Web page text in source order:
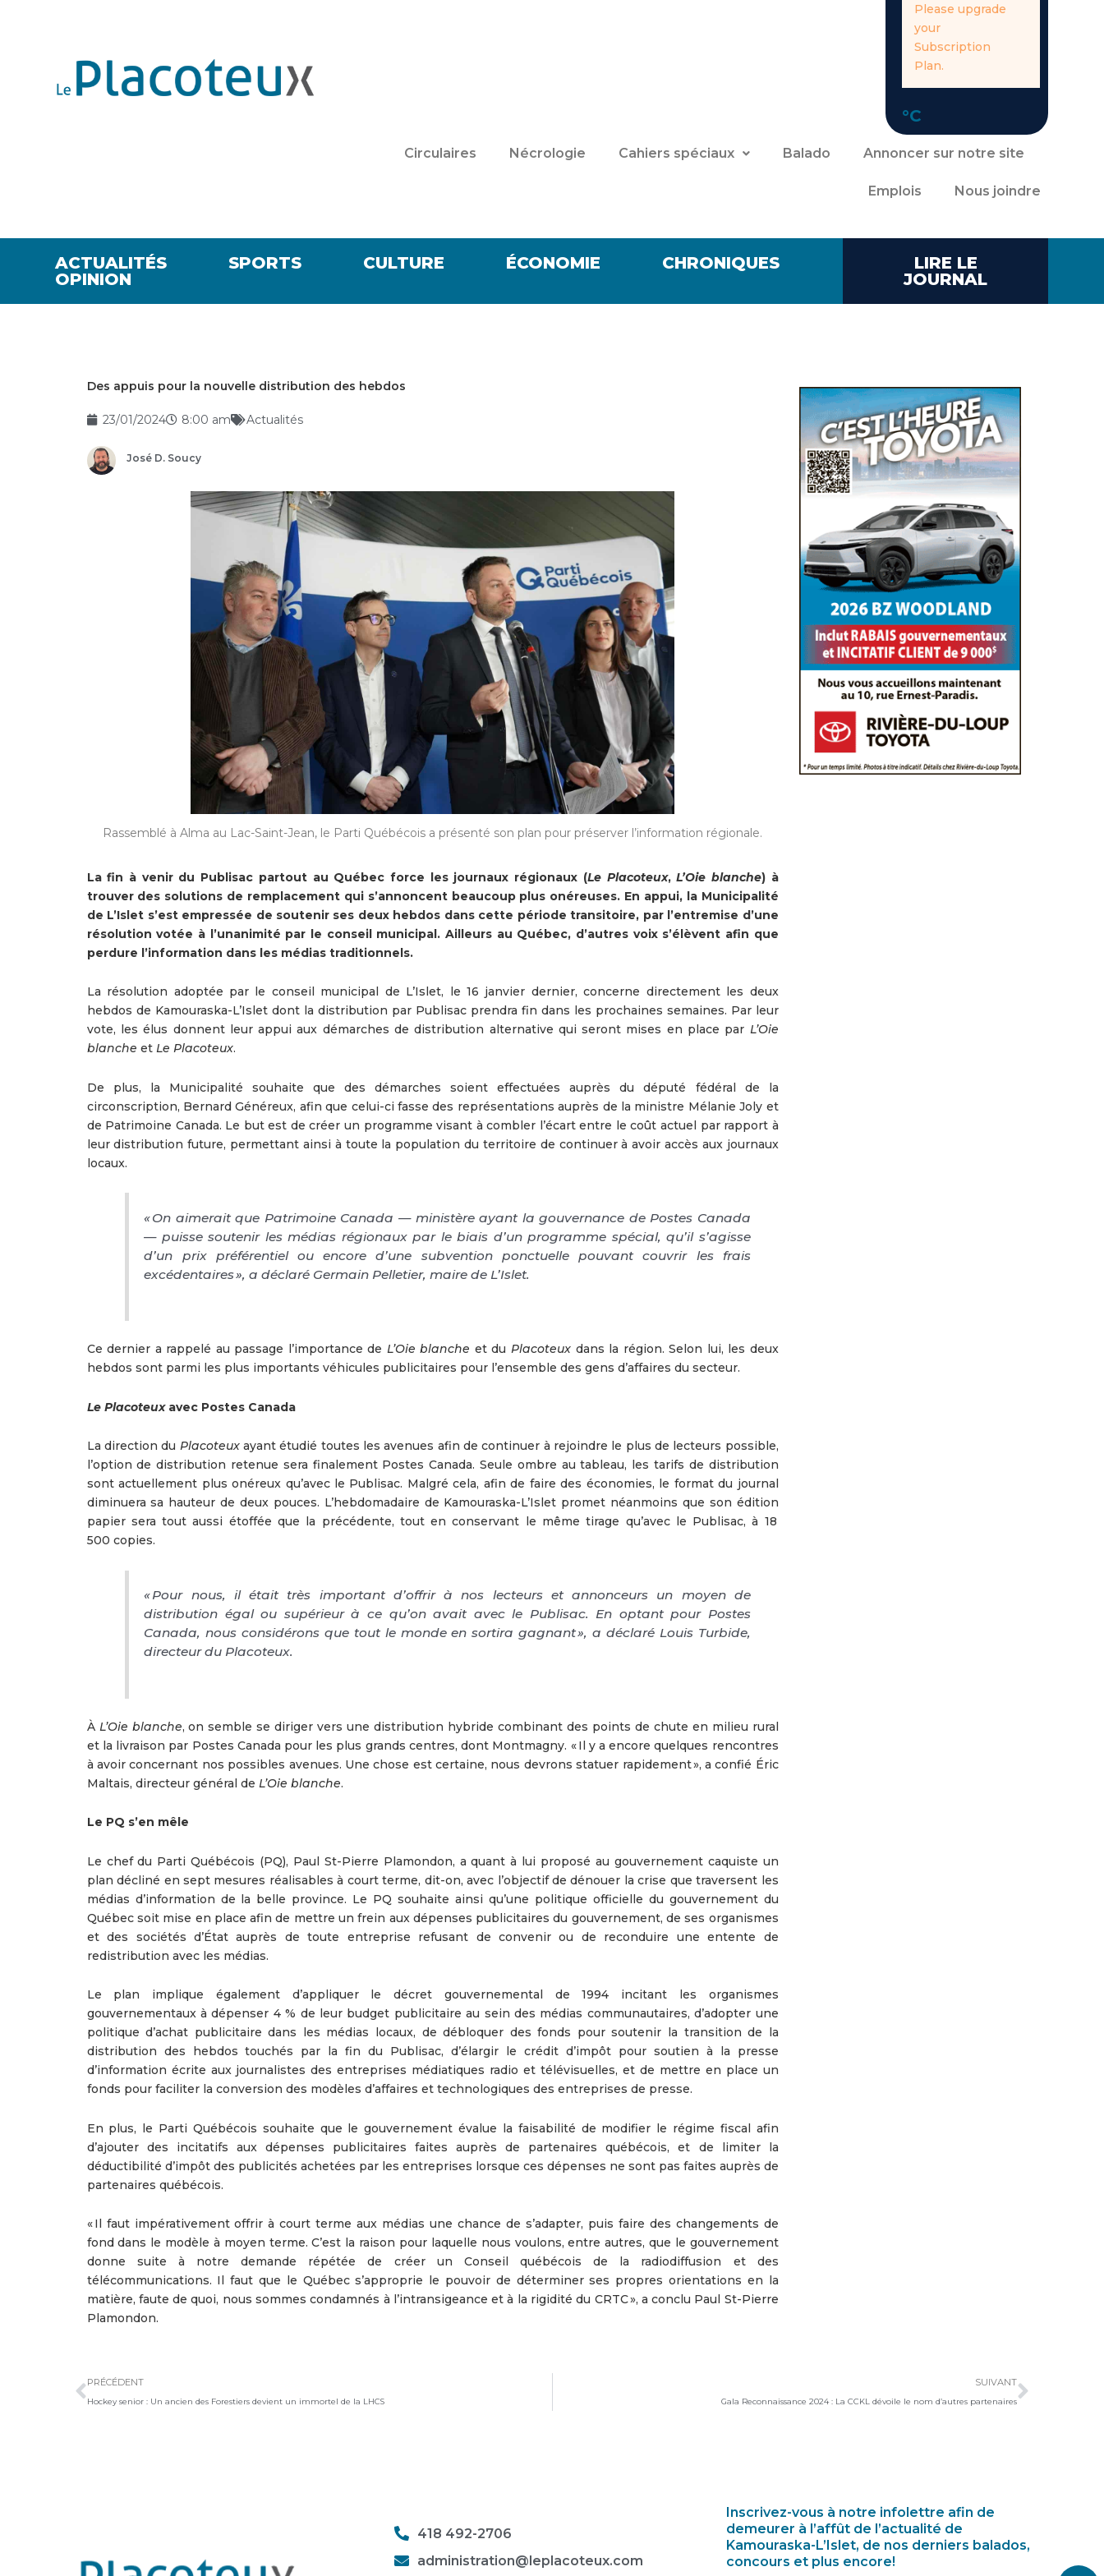
Please upgrade
your
Subscription
Plan.
°C
Circulaires Nécrologie Cahiers spéciaux Balado Annoncer sur notre site
Emplois Nous joindre
ACTUALITÉS SPORTS CULTURE ÉCONOMIE
CHRONIQUES
OPINION
LIRE LE
JOURNAL
Des appuis pour la nouvelle distribution des hebdos
23/01/2024 8:00 am Actualités
José D. Soucy
Rassemblé à Alma au Lac-Saint-Jean, le Parti Québécois a présenté son plan pour préserver l’information régionale.
La fin à venir du Publisac partout au Québec force les journaux régionaux (Le Placoteux,L’Oie blanche) à
trouver des solutions de remplacement qui s’annoncent beaucoup plus onéreuses. En appui, la Municipalité
de L’Islet s’est empressée de soutenir ses deux hebdos dans cette période transitoire, par l’entremise d’une
résolution votée à l’unanimité par le conseil municipal. Ailleurs au Québec, d’autres voix s’élèvent afin que
perdure l’information dans les médias traditionnels.
La résolution adoptée par le conseil municipal de L’Islet, le 16 janvier dernier, concerne directement les deux
hebdos de Kamouraska-L’Islet dont la distribution par Publisac prendra fin dans les prochaines semaines. Par leur
vote, les élus donnent leur appui aux démarches de distribution alternative qui seront mises en place par L’Oie
blanche et Le Placoteux.
De plus, la Municipalité souhaite que des démarches soient effectuées auprès du député fédéral de la
circonscription, Bernard Généreux, afin que celui-ci fasse des représentations auprès de la ministre Mélanie Joly et
de Patrimoine Canada. Le but est de créer un programme visant à combler l’écart entre le coût actuel par rapport à
leur distribution future, permettant ainsi à toute la population du territoire de continuer à avoir accès aux journaux
locaux.
« On aimerait que Patrimoine Canada — ministère ayant la gouvernance de Postes Canada
— puisse soutenir les médias régionaux par le biais d’un programme spécial, qu’il s’agisse
d’un prix préférentiel ou encore d’une subvention ponctuelle pouvant couvrir les frais
excédentaires », a déclaré Germain Pelletier, maire de L’Islet.
Ce dernier a rappelé au passage l’importance de L’Oie blanche et du Placoteux dans la région. Selon lui, les deux
hebdos sont parmi les plus importants véhicules publicitaires pour l’ensemble des gens d’affaires du secteur.
Le Placoteuxavec Postes Canada
La direction du Placoteuxayant étudié toutes les avenues afin de continuer à rejoindre le plus de lecteurs possible,
l’option de distribution retenue sera finalement Postes Canada. Seule ombre au tableau, les tarifs de distribution
sont actuellement plus onéreux qu’avec le Publisac. Malgré cela, afin de faire des économies, le format du journal
diminuera sa hauteur de deux pouces. L’hebdomadaire de Kamouraska-L’Islet promet néanmoins que son édition
papier sera tout aussi étoffée que la précédente, tout en conservant le même tirage qu’avec le Publisac, à 18
500 copies.
« Pour nous, il était très important d’offrir à nos lecteurs et annonceurs un moyen de
distribution égal ou supérieur à ce qu’on avait avec le Publisac. En optant pour Postes
Canada, nous considérons que tout le monde en sortira gagnant », a déclaré Louis Turbide,
directeur du Placoteux.
À L’Oie blanche, on semble se diriger vers une distribution hybride combinant des points de chute en milieu rural
et la livraison par Postes Canada pour les plus grands centres, dont Montmagny. « Il y a encore quelques rencontres
à avoir concernant nos possibles avenues. Une chose est certaine, nous devrons statuer rapidement », a confié Éric
Maltais, directeur général de L’Oie blanche.
Le PQ s’en mêle
Le chef du Parti Québécois (PQ), Paul St-Pierre Plamondon, a quant à lui proposé au gouvernement caquiste un
plan décliné en sept mesures réalisables à court terme, dit-on, avec l’objectif de dénouer la crise que traversent les
médias d’information de la belle province. Le PQ souhaite ainsi qu’une politique officielle du gouvernement du
Québec soit mise en place afin de mettre un frein aux dépenses publicitaires du gouvernement, de ses organismes
et des sociétés d’État auprès de toute entreprise refusant de convenir ou de reconduire une entente de
redistribution avec les médias.
Le plan implique également d’appliquer le décret gouvernemental de 1994 incitant les organismes
gouvernementaux à dépenser 4 % de leur budget publicitaire au sein des médias communautaires, d’adopter une
politique d’achat publicitaire dans les médias locaux, de débloquer des fonds pour soutenir la transition de la
distribution des hebdos touchés par la fin du Publisac, d’élargir le crédit d’impôt pour soutien à la presse
d’information écrite aux journalistes des entreprises médiatiques radio et télévisuelles, et de mettre en place un
fonds pour faciliter la conversion des modèles d’affaires et technologiques des entreprises de presse.
En plus, le Parti Québécois souhaite que le gouvernement évalue la faisabilité de modifier le régime fiscal afin
d’ajouter des incitatifs aux dépenses publicitaires faites auprès de partenaires québécois, et de limiter la
déductibilité d’impôt des publicités achetées par les entreprises lorsque ces dépenses ne sont pas faites auprès de
partenaires québécois.
« Il faut impérativement offrir à court terme aux médias une chance de s’adapter, puis faire des changements de
fond dans le modèle à moyen terme. C’est la raison pour laquelle nous voulons, entre autres, que le gouvernement
donne suite à notre demande répétée de créer un Conseil québécois de la radiodiffusion et des
télécommunications. Il faut que le Québec s’approprie le pouvoir de déterminer ses propres orientations en la
matière, faute de quoi, nous sommes condamnés à l’intransigeance et à la rigidité du CRTC », a conclu Paul St-Pierre
Plamondon.
PRÉCÉDENT
Hockey senior : Un ancien des Forestiers devient un immortel de la LHCS
SUIVANT
Gala Reconnaissance 2024 : La CCKL dévoile le nom d’autres partenaires
418 492-2706
administration@leplacoteux.com
Inscrivez-vous à notre infolettre afin de
demeurer à l’affût de l’actualité de
Kamouraska-L’Islet, de nos derniers balados,
concours et plus encore!